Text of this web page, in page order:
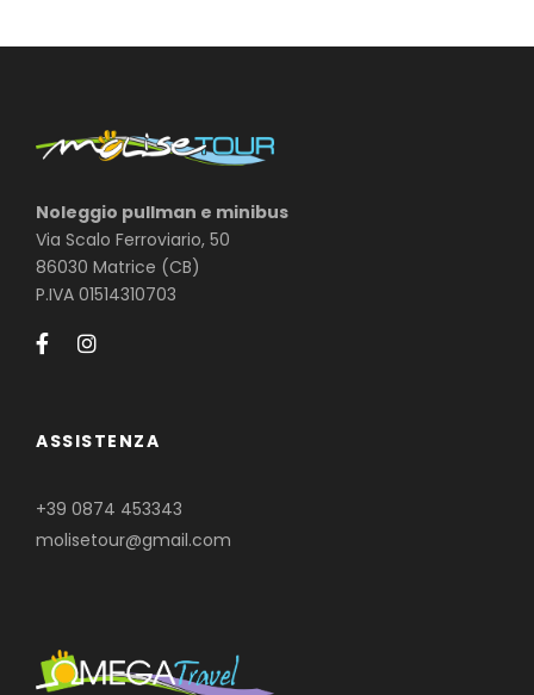
Noleggio pullman e minibus
Via Scalo Ferroviario, 50
86030 Matrice (CB)
P.IVA 01514310703
ASSISTENZA
+39 0874 453343
molisetour@gmail.com